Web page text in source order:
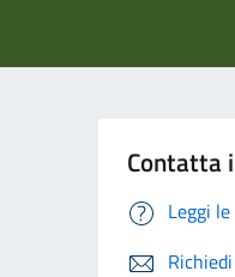
Contatta
Leggi